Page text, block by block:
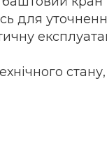
для